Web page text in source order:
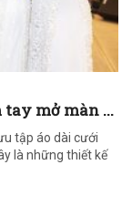
mở màn ...
tập áo dài cưới
là những thiết kế